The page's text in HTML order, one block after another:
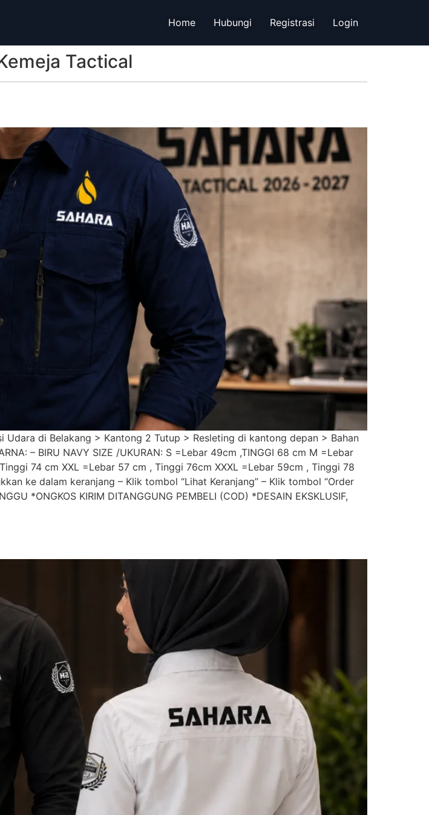
Home Hubungi Registrasi Login
Tactical
Udara di Belakang > Kantong 2 Tutup > Resleting di kantong depan > Bahan
– BIRU NAVY SIZE /UKURAN: S =Lebar 49cm ,TINGGI 68 cm M =Lebar
74 cm XXL =Lebar 57 cm , Tinggi 76cm XXXL =Lebar 59cm , Tinggi 78
ke dalam keranjang – Klik tombol “Lihat Keranjang” – Klik tombol “Order
*ONGKOS KIRIM DITANGGUNG PEMBELI (COD) *DESAIN EKSKLUSIF,